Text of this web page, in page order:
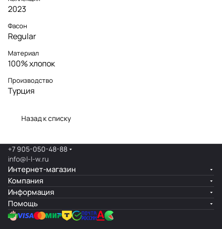
2023
Фасон
Regular
Материал
100% хлопок
Производство
Турция
Назад к списку
+7 905-050-48-88
info@l-l-w.ru
Интернет-магазин
Компания
Информация
Помощь